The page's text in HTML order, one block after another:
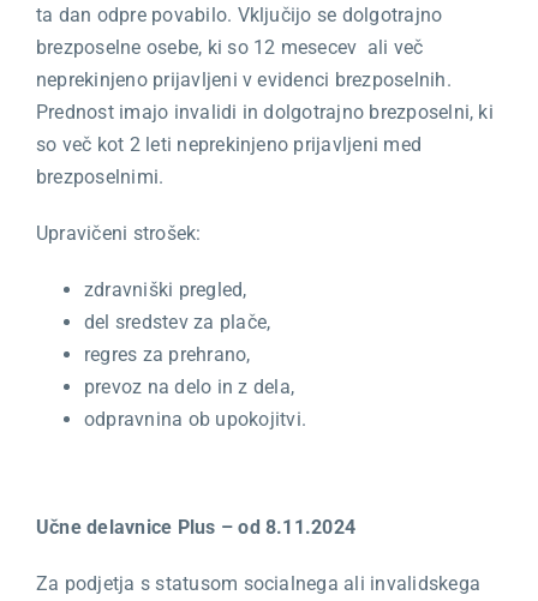
ta dan odpre povabilo. Vključijo se dolgotrajno
brezposelne osebe, ki so 12 mesecev ali več
neprekinjeno prijavljeni v evidenci brezposelnih.
Prednost imajo invalidi in dolgotrajno brezposelni, ki
so več kot 2 leti neprekinjeno prijavljeni med
brezposelnimi.
Upravičeni strošek:
zdravniški pregled,
del sredstev za plače,
regres za prehrano,
prevoz na delo in z dela,
odpravnina ob upokojitvi.
Učne delavnice Plus – od 8.11.2024
Za podjetja s statusom socialnega ali invalidskega